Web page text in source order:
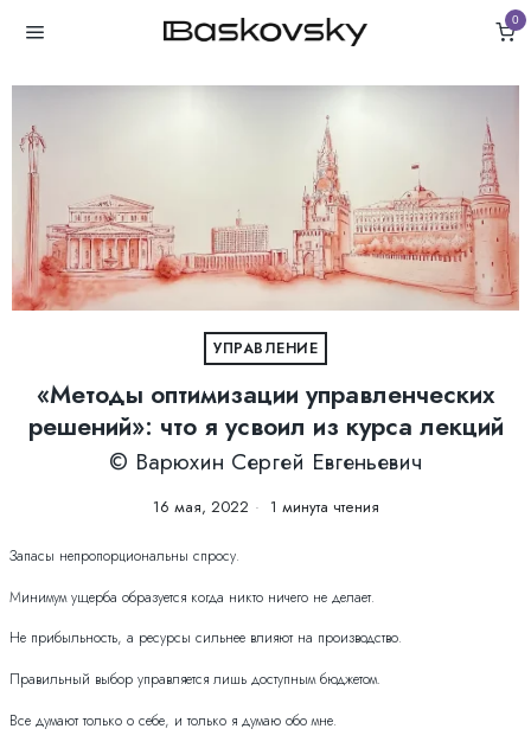
0
УПРАВЛЕНИЕ
«Методы оптимизации управленческих
решений»: что я усвоил из курса лекций
©️ Варюхин Сергей Евгеньевич
16 мая, 2022 1 минута чтения
Запасы непропорциональны спросу.
Минимум ущерба образуется когда никто ничего не делает.
Не прибыльность, а ресурсы сильнее влияют на производство.
Правильный выбор управляется лишь доступным бюджетом.
Все думают только о себе, и только я думаю обо мне.